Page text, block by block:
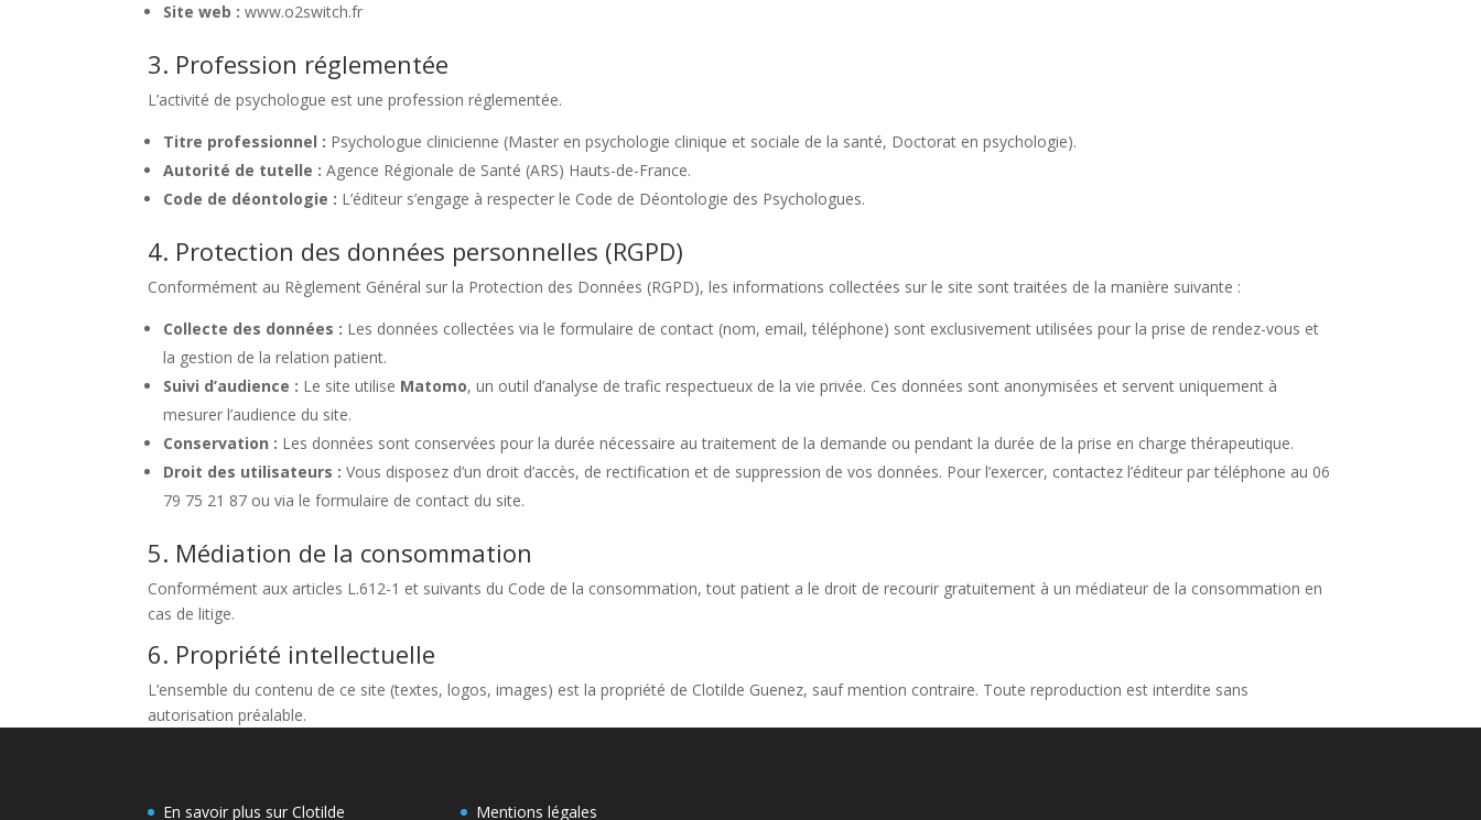
Site web : www.o2switch.fr
3. Profession réglementée
L’activité de psychologue est une profession réglementée.
Titre professionnel : Psychologue clinicienne (Master en psychologie clinique et sociale de la santé, Doctorat en psychologie).
Autorité de tutelle : Agence Régionale de Santé (ARS) Hauts-de-France.
Code de déontologie : L’éditeur s’engage à respecter le Code de Déontologie des Psychologues.
4. Protection des données personnelles (RGPD)
Conformément au Règlement Général sur la Protection des Données (RGPD), les informations collectées sur le site sont traitées de la manière suivante :
Collecte des données : Les données collectées via le formulaire de contact (nom, email, téléphone) sont exclusivement utilisées pour la prise de rendez-vous et
la gestion de la relation patient.
Suivi d’audience : Le site utilise Matomo, un outil d’analyse de trafic respectueux de la vie privée. Ces données sont anonymisées et servent uniquement à
mesurer l’audience du site.
Conservation : Les données sont conservées pour la durée nécessaire au traitement de la demande ou pendant la durée de la prise en charge thérapeutique.
Droit des utilisateurs : Vous disposez d’un droit d’accès, de rectification et de suppression de vos données. Pour l’exercer, contactez l’éditeur par téléphone au 06
79 75 21 87 ou via le formulaire de contact du site.
5. Médiation de la consommation
Conformément aux articles L.612-1 et suivants du Code de la consommation, tout patient a le droit de recourir gratuitement à un médiateur de la consommation en
cas de litige.
6. Propriété intellectuelle
L’ensemble du contenu de ce site (textes, logos, images) est la propriété de Clotilde Guenez, sauf mention contraire. Toute reproduction est interdite sans
autorisation préalable.
En savoir plus sur Clotilde Mentions légales